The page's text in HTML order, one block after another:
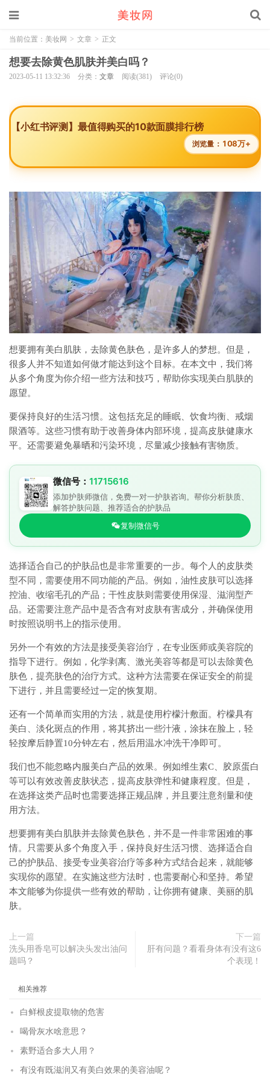
当前位置： 美妆网 > 文章 > 正文
想要去除黄色肌肤并美白吗？
2023-05-11 13:32:36 分类： 文章 阅读(381) 评论(0)
【小红书评测】最值得购买的10款面膜排行榜
浏览量： 108万+
想要拥有美白肌肤，去除黄色肤色，是许多人的梦想。但是，
很多人并不知道如何做才能达到这个目标。在本文中，我们将
从多个角度为你介绍一些方法和技巧，帮助你实现美白肌肤的
愿望。
要保持良好的生活习惯。这包括充足的睡眠、饮食均衡、戒烟
限酒等。这些习惯有助于改善身体内部环境，提高皮肤健康水
平。还需要避免暴晒和污染环境，尽量减少接触有害物质。
微信号： 11715616
添加护肤师微信，免费一对一护肤咨询。帮你分析肤质、
解答护肤问题、推荐适合的护肤品
复制微信号
选择适合自己的护肤品也是非常重要的一步。每个人的皮肤类
型不同，需要使用不同功能的产品。例如，油性皮肤可以选择
控油、收缩毛孔的产品；干性皮肤则需要使用保湿、滋润型产
品。还需要注意产品中是否含有对皮肤有害成分，并确保使用
时按照说明书上的指示使用。
另外一个有效的方法是接受美容治疗，在专业医师或美容院的
指导下进行。例如，化学剥离、激光美容等都是可以去除黄色
肤色，提亮肤色的治疗方式。这种方法需要在保证安全的前提
下进行，并且需要经过一定的恢复期。
还有一个简单而实用的方法，就是使用柠檬汁敷面。柠檬具有
美白、淡化斑点的作用，将其挤出一些汁液，涂抹在脸上，轻
轻按摩后静置10分钟左右，然后用温水冲洗干净即可。
我们也不能忽略内服美白产品的效果。例如维生素C、胶原蛋白
等可以有效改善皮肤状态，提高皮肤弹性和健康程度。但是，
在选择这类产品时也需要选择正规品牌，并且要注意剂量和使
用方法。
想要拥有美白肌肤并去除黄色肤色，并不是一件非常困难的事
情。只需要从多个角度入手，保持良好生活习惯、选择适合自
己的护肤品、接受专业美容治疗等多种方式结合起来，就能够
实现你的愿望。在实施这些方法时，也需要耐心和坚持。希望
本文能够为你提供一些有效的帮助，让你拥有健康、美丽的肌
肤。
上一篇
洗头用香皂可以解决头发出油问
题吗？
下一篇
肝有问题？看看身体有没有这6
个表现！
相关推荐
白鲜根皮提取物的危害
喝骨灰水啥意思？
素野适合多大人用？
有没有既滋润又有美白效果的美容油呢？